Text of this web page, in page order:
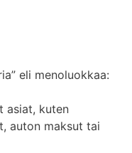
eli menoluokkaa:
asiat, kuten
auton maksut tai